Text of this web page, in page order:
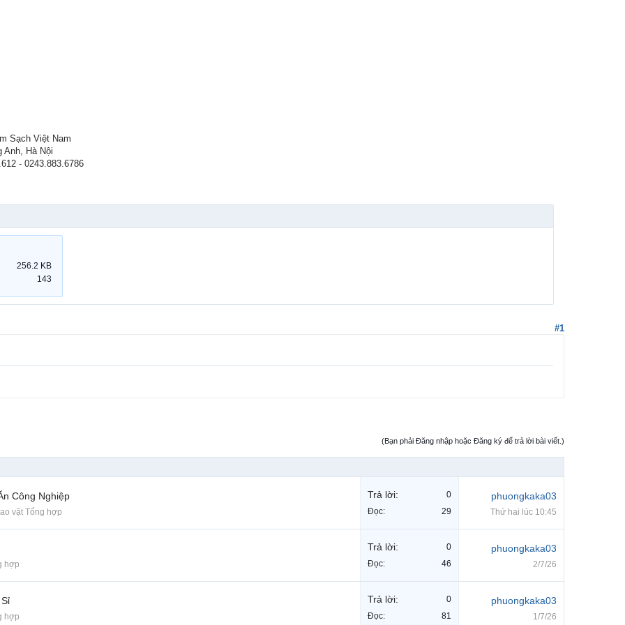
Sạch Việt Nam
Hà Nội
- 0243.883.6786
256.2 KB
143
#1
(Bạn phải Đăng nhập hoặc Đăng ký để trả lời bài viết.)
Công Nghiệp
vặt Tổng hợp
Trả lời:
0
Đọc:
29
phuongkaka03
Thứ hai lúc 10:45
hợp
Trả lời:
0
Đọc:
46
phuongkaka03
2/7/26
hợp
Trả lời:
0
Đọc:
81
phuongkaka03
1/7/26